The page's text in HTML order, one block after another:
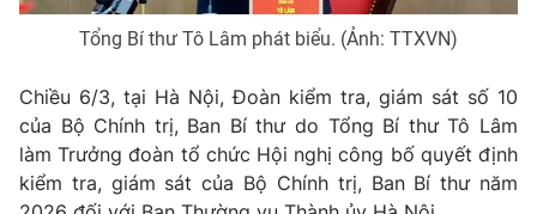
Chất lượng cuộc sống
Học trực tuyến
Công nghệ
Sản phẩm
Thị trường
Tư vấn
Giao lưu trực tuyến
Lịch phát sóng
Tổng Bí thư Tô Lâm phát biểu. (Ảnh: TTXVN)
Chiều 6/3, tại Hà Nội, Đoàn kiểm tra, giám sát số 10
của Bộ Chính trị, Ban Bí thư do Tổng Bí thư Tô Lâm
làm Trưởng đoàn tổ chức Hội nghị công bố quyết định
kiểm tra, giám sát của Bộ Chính trị, Ban Bí thư năm